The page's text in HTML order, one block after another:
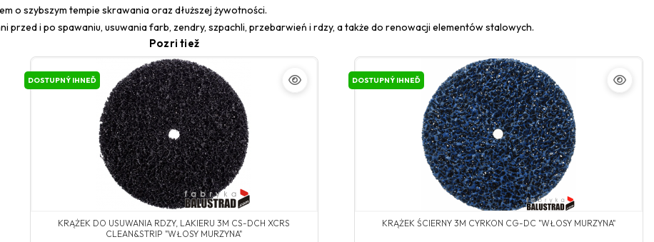
o szybszym tempie skrawania oraz dłuższej żywotności.
i po spawaniu, usuwania farb, zendry, szpachli, przebarwień i rdzy, a także do renowacji elementów stalowych.
Pozri tiež
DOSTUPNÝ IHNEĎ
KRĄŻEK DO USUWANIA RDZY, LAKIERU 3M CS-DCH XCRS
CLEAN&STRIP "WŁOSY MURZYNA"
DOSTUPNÝ IHNEĎ
KRĄŻEK ŚCIERNY 3M CYRKON CG-DC "WŁOSY MURZYNA"